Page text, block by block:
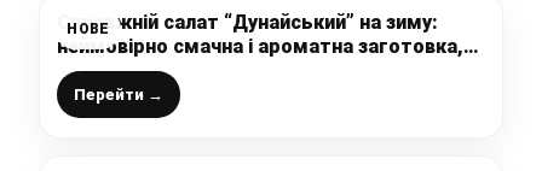
НОВЕ
Справжній салат “Дунайський” на зиму:
неймовірно смачна і ароматна заготовка,
яка в нас на повторі щорічно, улюблений
рецепт моєї бабусі
Перейти →